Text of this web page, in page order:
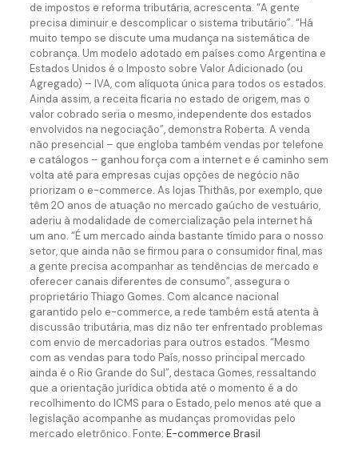
de impostos e reforma tributária, acrescenta. “A gente
precisa diminuir e descomplicar o sistema tributário”. “Há
muito tempo se discute uma mudança na sistemática de
cobrança. Um modelo adotado em países como Argentina e
Estados Unidos é o Imposto sobre Valor Adicionado (ou
Agregado) – IVA, com alíquota única para todos os estados.
Ainda assim, a receita ficaria no estado de origem, mas o
valor cobrado seria o mesmo, independente dos estados
envolvidos na negociação”, demonstra Roberta. A venda
não presencial – que engloba também vendas por telefone
e catálogos – ganhou força com a internet e é caminho sem
volta até para empresas cujas opções de negócio não
priorizam o e-commerce. As lojas Thithãs, por exemplo, que
têm 20 anos de atuação no mercado gaúcho de vestuário,
aderiu à modalidade de comercialização pela internet há
um ano. “É um mercado ainda bastante tímido para o nosso
setor, que ainda não se firmou para o consumidor final, mas
a gente precisa acompanhar as tendências de mercado e
oferecer canais diferentes de consumo”, assegura o
proprietário Thiago Gomes. Com alcance nacional
garantido pelo e-commerce, a rede também está atenta à
discussão tributária, mas diz não ter enfrentado problemas
com envio de mercadorias para outros estados. “Mesmo
com as vendas para todo País, nosso principal mercado
ainda é o Rio Grande do Sul”, destaca Gomes, ressaltando
que a orientação jurídica obtida até o momento é a do
recolhimento do ICMS para o Estado, pelo menos até que a
legislação acompanhe as mudanças promovidas pelo
mercado eletrônico. Fonte: E-commerce Brasil